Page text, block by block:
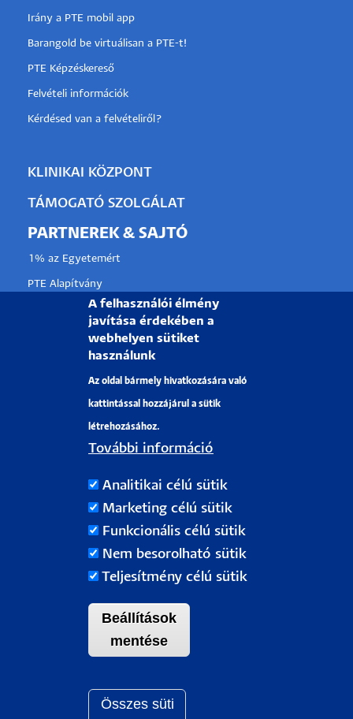
Irány a PTE mobil app
Barangold be virtuálisan a PTE-t!
PTE Képzéskereső
Felvételi információk
Kérdésed van a felvételiről?
KLINIKAI KÖZPONT
TÁMOGATÓ SZOLGÁLAT
PARTNEREK & SAJTÓ
1% az Egyetemért
PTE Alapítvány
Partnerkapcsolati lehetőségek
Médiaajánlat
Pályázati projektek
H-7622 Pécs, Vasvári Pál utca. 4.
Tel.:+36-72/501-500
Rektori Kabinet: +36 30/787-2913
A felhasználói élmény
javítása érdekében a
webhelyen sütiket
használunk
Az oldal bármely hivatkozására való
kattintással hozzájárul a sütik
létrehozásához.
További információ
Analitikai célú sütik
Marketing célú sütik
Funkcionális célú sütik
Nem besorolható sütik
Teljesítmény célú sütik
Beállítások
mentése
Összes süti